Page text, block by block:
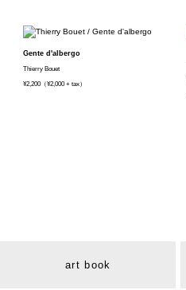
Gente d'albergo
Thierry Bouet
¥2,200（¥2,000 + tax）
art book